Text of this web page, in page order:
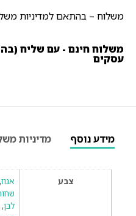
משלוח – בהתאם למדיניות
עסקים
מידע נוסף מדיניות
צבע אגוז,
לבן,